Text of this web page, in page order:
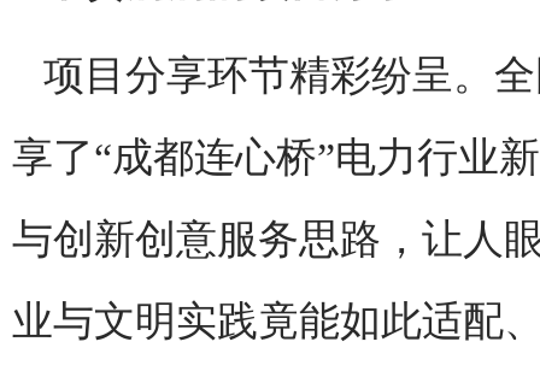
项目分享环节精彩纷呈。
享了“成都连心桥”电力行业
与创新创意服务思路，让人
业与文明实践竟能如此适配